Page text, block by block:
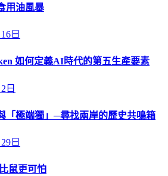
用油風暴
日
如何定義AI時代的第五生產要素
日
「極端獨」─尋找兩岸的歷史共鳴箱
日
鼠更可怕